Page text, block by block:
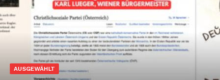
AUSGEWÄHLT